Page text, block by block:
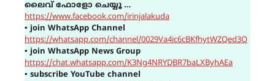
ലൈവ് ഫോളോ ചെയ്യൂ …
https://www.facebook.com/irinjalakuda
▪ join WhatsApp Channel
https://whatsapp.com/channel/0029Va4ic6cBKfhytWZQed3O
▪ join WhatsApp News Group
https://chat.whatsapp.com/K3Ng4NRYDBR7baLXByhAEa
▪ subscribe YouTube channel